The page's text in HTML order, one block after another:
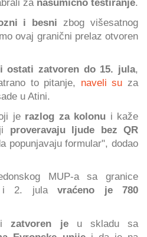
za nasumično testiranje.
i besni zbog višesatnog
ovaj granični prelaz otvoren
ostati zatvoren do 15. jula,
to pitanje, naveli su za
u Atini.
je razlog za kolonu i kaže
proveravaju ljude bez QR
popunjavaju formular", dodao
MUP-a sa granice
1. i 2. julavraćeno je 780
zatvoren je u skladu sa